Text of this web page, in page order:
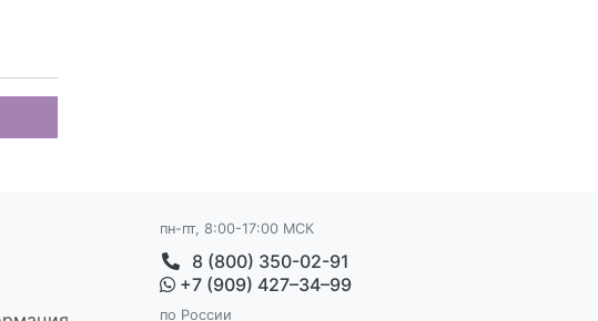
пн-пт, 8:00-17:00 МСК
8 (800) 350-02-91
+7 (909) 427–34–99
по России